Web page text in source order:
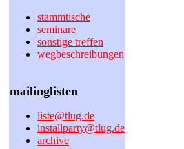
stammtische
seminare
sonstige treffen
wegbeschreibungen
mailinglisten
liste@tlug.de
installparty@tlug.de
archive